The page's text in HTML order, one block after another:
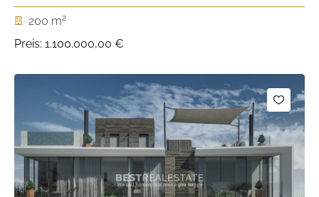
200 m2
Preis: 1.100.000,00 €